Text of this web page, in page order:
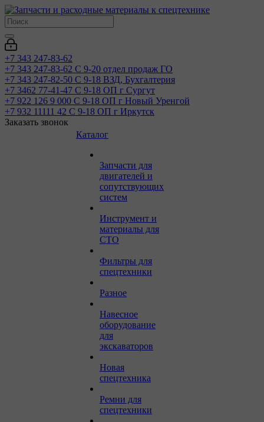
+7 343 247-83-62
+7 343 247-83-62 С 9-20 отдел продаж ГО
+7 343 247-82-50 С 9-18 ВЗД, Бухгалтерия
+7 3462 77-41-47 С 9-18 ОП г Сургут
+7 922 126 9 000 С 9-18 ОП г Новый Уренгой
+7 932 11111 42 С 9-18 ОП г Иркутск
Заказать звонок
Каталог
Запчасти для
двигателей и
сопутствующих
систем
Инструмент и
материалы для
СТО
Фильтры для
спецтехники
Разное
Навесное
оборудование
для
экскаваторов
Новая
спецтехника
Ремни для
спецтехники